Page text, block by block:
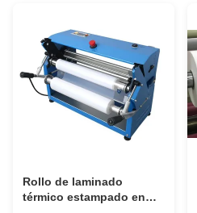
Rollo de laminado
térmico estampado en